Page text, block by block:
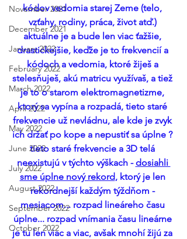
November 2021
December 2021
January 2022
February 2022
March 2022
April 2022
May 2022
June 2022
July 2022
August 2022
September 2022
October 2022
kódov vedomia starej Zeme (telo,
vzťahy, rodiny, práca, život atď.)
aktuálne je a bude len viac ťažšie,
drastickejšie, keďže je to frekvencií a
kódoch a vedomia, ktoré žiješ a
stelesňuješ, akú matricu využívaš, a tiež
je to o starom elektromagnetizme,
ktorý sa vypína a rozpadá, tieto staré
frekvencie už nevládnu, ale kde je zvyk
ich držať po kope a nepustiť sa úplne ?
tieto staré frekvencie a 3D telá
neexistujú v týchto výškach - dosiahli
sme úplne nový rekord, ktorý je len
rekordnejší každým týždňom -
mesiacom... rozpad lineáreho času
úplne... rozpad vnímania času lineárne
je tu len viac a viac, avšak mnohí žijú za